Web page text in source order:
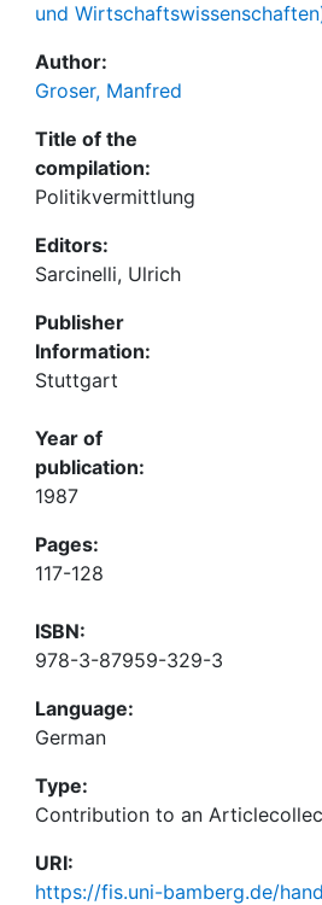
und
Author:
Groser, Manfred
Title of the
compilation:
Politikvermittlung
Editors:
Sarcinelli, Ulrich
Publisher
Information:
Stuttgart
Year of
publication:
1987
Pages:
117-128
ISBN:
978-3-87959-329-3
Language:
German
Type:
Contribution to an
URI:
https://fis.uni-bamberg.de/